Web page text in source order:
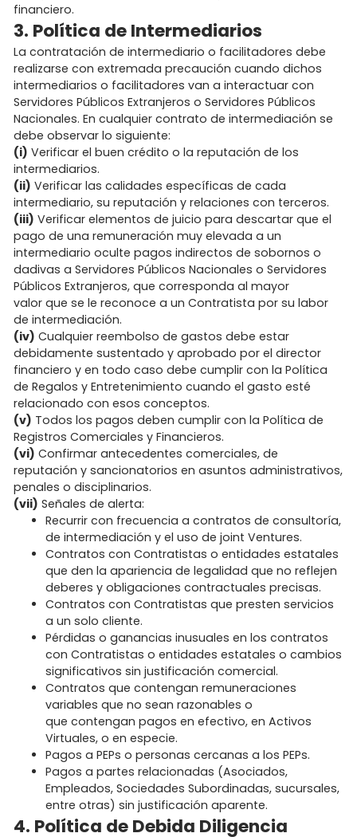
financiero.
3. Política de Intermediarios
La contratación de intermediario o facilitadores debe
realizarse con extremada precaución cuando dichos
intermediarios o facilitadores van a interactuar con
Servidores Públicos Extranjeros o Servidores Públicos
Nacionales. En cualquier contrato de intermediación se
debe observar lo siguiente:
(i) Verificar el buen crédito o la reputación de los
intermediarios.
(ii) Verificar las calidades específicas de cada
intermediario, su reputación y relaciones con terceros.
(iii) Verificar elementos de juicio para descartar que el
pago de una remuneración muy elevada a un
intermediario oculte pagos indirectos de sobornos o
dadivas a Servidores Públicos Nacionales o Servidores
Públicos Extranjeros, que corresponda al mayor
valor que se le reconoce a un Contratista por su labor
de intermediación.
(iv) Cualquier reembolso de gastos debe estar
debidamente sustentado y aprobado por el director
financiero y en todo caso debe cumplir con la Política
de Regalos y Entretenimiento cuando el gasto esté
relacionado con esos conceptos.
(v) Todos los pagos deben cumplir con la Política de
Registros Comerciales y Financieros.
(vi) Confirmar antecedentes comerciales, de
reputación y sancionatorios en asuntos administrativos,
penales o disciplinarios.
(vii) Señales de alerta:
Recurrir con frecuencia a contratos de consultoría,
de intermediación y el uso de joint Ventures.
Contratos con Contratistas o entidades estatales
que den la apariencia de legalidad que no reflejen
deberes y obligaciones contractuales precisas.
Contratos con Contratistas que presten servicios
a un solo cliente.
Pérdidas o ganancias inusuales en los contratos
con Contratistas o entidades estatales o cambios
significativos sin justificación comercial.
Contratos que contengan remuneraciones
variables que no sean razonables o
que contengan pagos en efectivo, en Activos
Virtuales, o en especie.
Pagos a PEPs o personas cercanas a los PEPs.
Pagos a partes relacionadas (Asociados,
Empleados, Sociedades Subordinadas, sucursales,
entre otras) sin justificación aparente.
4. Política de Debida Diligencia